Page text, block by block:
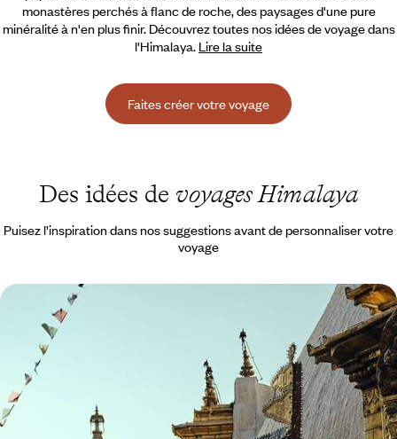
monastères perchés à flanc de roche, des paysages d'une pure
minéralité à n'en plus finir. Découvrez toutes nos idées de voyage dans
l'Himalaya. Lire la suite
Faites créer votre voyage
Des idées de voyages Himalaya
Puisez l’inspiration dans nos suggestions avant de personnaliser votre
voyage
Cimes, temples et villages de la vallée de
Katmandou - L'essence du Népal
Aborder le Népal par ses fondations, dans les villes et les villages de la
vallée de Katmandou
10 jours, de 3200 à 4600 €